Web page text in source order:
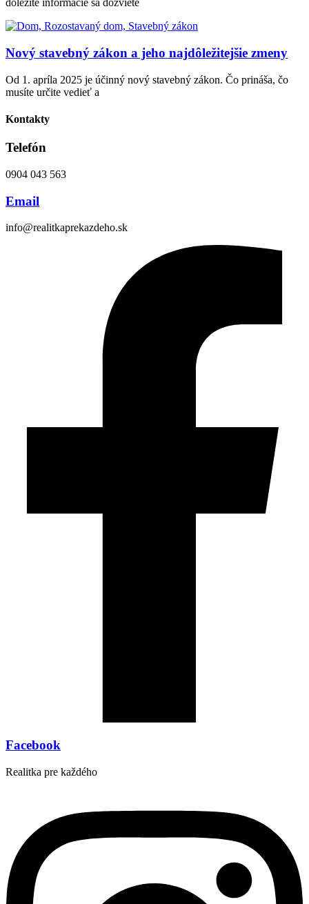
dôležité informácie sa dozviete
Nový stavebný zákon a jeho najdôležitejšie zmeny
Od 1. apríla 2025 je účinný nový stavebný zákon. Čo prináša, čo
musíte určite vedieť a
Kontakty
Telefón
0904 043 563
Email
info@realitkaprekazdeho.sk
Facebook
Realitka pre každého